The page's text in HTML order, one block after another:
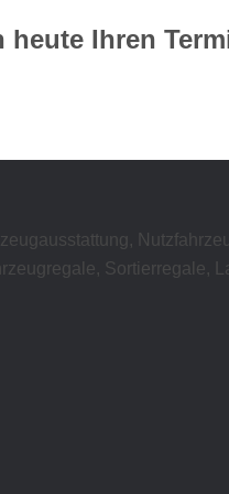
heute Ihren